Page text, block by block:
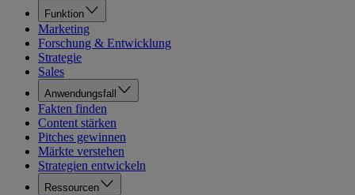
Funktion
Marketing
Forschung & Entwicklung
Strategie
Sales
Anwendungsfall
Fakten finden
Content stärken
Pitches gewinnen
Märkte verstehen
Strategien entwickeln
Ressourcen